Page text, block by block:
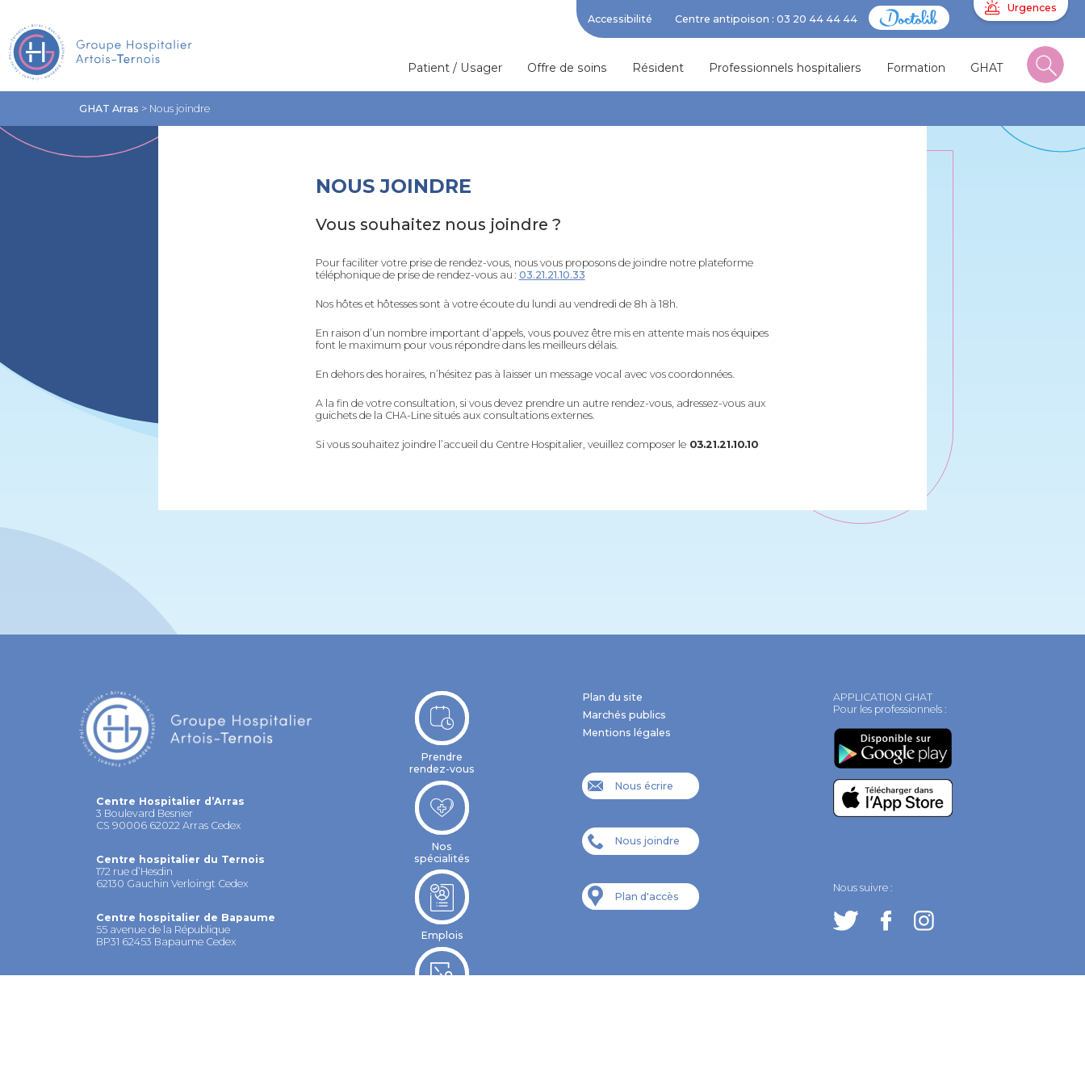
Accessibilité Centre antipoison : 03 20 44 44 44
Urgences
Patient / Usager Offre de soins Résident Professionnels hospitaliers Formation GHAT
GHAT Arras > Nous joindre
NOUS JOINDRE
Vous souhaitez nous joindre ?
Pour faciliter votre prise de rendez-vous, nous vous proposons de joindre notre plateforme
téléphonique de prise de rendez-vous au : 03.21.21.10.33
Nos hôtes et hôtesses sont à votre écoute du lundi au vendredi de 8h à 18h.
En raison d’un nombre important d’appels, vous pouvez être mis en attente mais nos équipes
font le maximum pour vous répondre dans les meilleurs délais.
En dehors des horaires, n’hésitez pas à laisser un message vocal avec vos coordonnées.
A la fin de votre consultation, si vous devez prendre un autre rendez-vous, adressez-vous aux
guichets de la CHA-Line situés aux consultations externes.
Si vous souhaitez joindre l’accueil du Centre Hospitalier, veuillez composer le03.21.21.10.10
Centre Hospitalier d’Arras
3 Boulevard Besnier
CS 90006 62022 Arras Cedex
Centre hospitalier du Ternois
172 rue d’Hesdin
62130 Gauchin Verloingt Cedex
Centre hospitalier de Bapaume
55 avenue de la République
BP31 62453 Bapaume Cedex
Prendre
rendez-vous
Nos
spécialités
Emplois
Plan du site
Marchés publics
Mentions légales
Nous écrire
Nous joindre
Plan d'accès
APPLICATION GHAT
Pour les professionnels :
Nous suivre :